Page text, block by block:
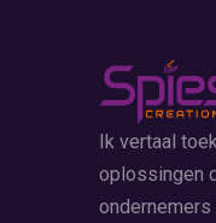
Ik vertaal
oplossingen
ondernemers